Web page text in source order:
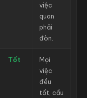
việc
quan
phải
đòn.
Tốt
Mọi
việc
đều
tốt, cầu